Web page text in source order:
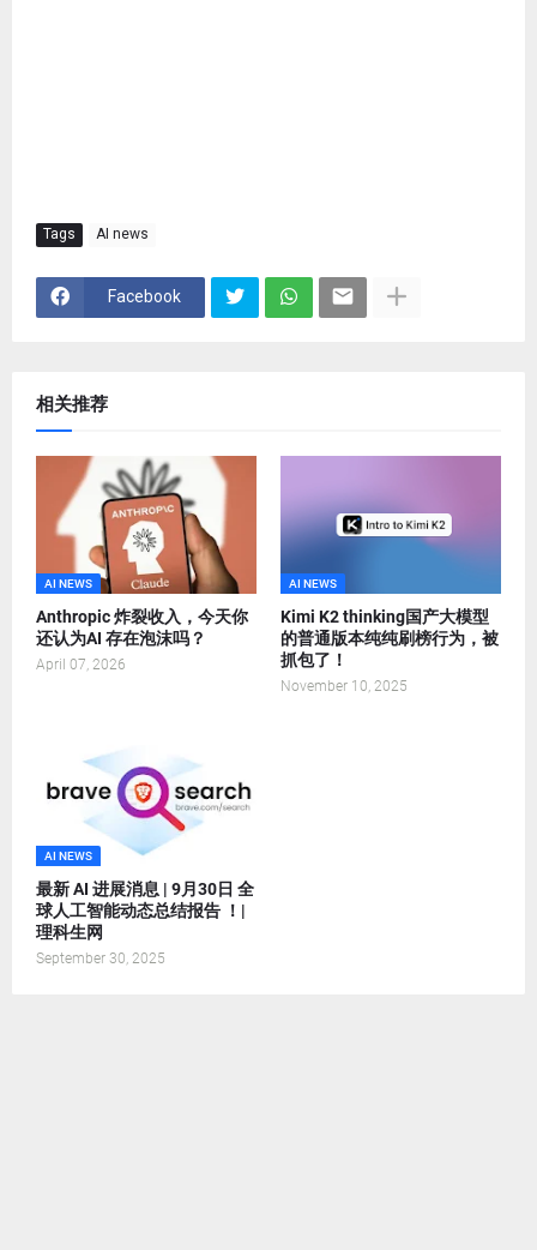
Tags AI news
Facebook
相关推荐
AI NEWS
Anthropic 炸裂收入，今天你
还认为AI 存在泡沫吗？
April 07, 2026
AI NEWS
Kimi K2 thinking国产大模型
的普通版本纯纯刷榜行为，被
抓包了！
November 10, 2025
AI NEWS
最新 AI 进展消息 | 9月30日 全
球人工智能动态总结报告 ！|
理科生网
September 30, 2025